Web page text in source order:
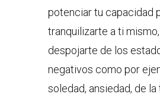
potenciar tu capacidad
tranquilizarte a ti
despojarte de los
negativos como por
soledad, ansiedad, de